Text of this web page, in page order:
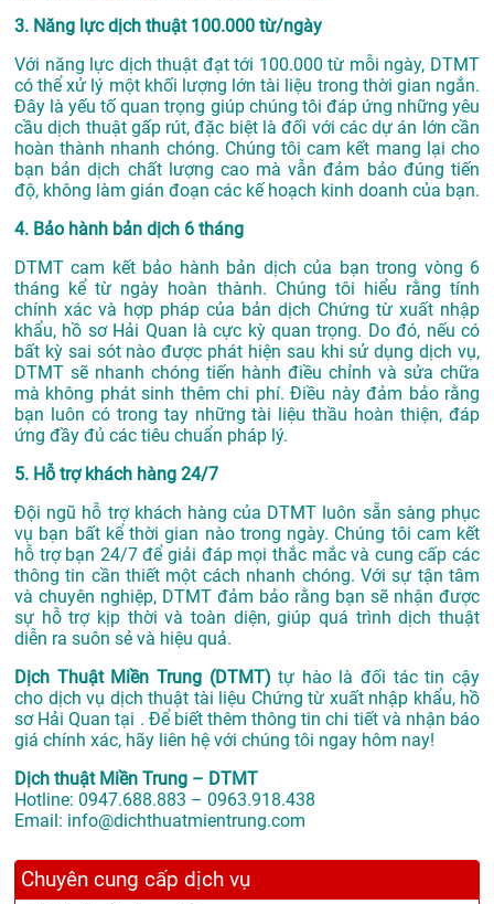
3. Năng lực dịch thuật 100.000 từ/ngày
Với năng lực dịch thuật đạt tới 100.000 từ mỗi ngày, DTMT
có thể xử lý một khối lượng lớn tài liệu trong thời gian ngắn.
Đây là yếu tố quan trọng giúp chúng tôi đáp ứng những yêu
cầu dịch thuật gấp rút, đặc biệt là đối với các dự án lớn cần
hoàn thành nhanh chóng. Chúng tôi cam kết mang lại cho
bạn bản dịch chất lượng cao mà vẫn đảm bảo đúng tiến
độ, không làm gián đoạn các kế hoạch kinh doanh của bạn.
4. Bảo hành bản dịch 6 tháng
DTMT cam kết bảo hành bản dịch của bạn trong vòng 6
tháng kể từ ngày hoàn thành. Chúng tôi hiểu rằng tính
chính xác và hợp pháp của bản dịch Chứng từ xuất nhập
khẩu, hồ sơ Hải Quan là cực kỳ quan trọng. Do đó, nếu có
bất kỳ sai sót nào được phát hiện sau khi sử dụng dịch vụ,
DTMT sẽ nhanh chóng tiến hành điều chỉnh và sửa chữa
mà không phát sinh thêm chi phí. Điều này đảm bảo rằng
bạn luôn có trong tay những tài liệu thầu hoàn thiện, đáp
ứng đầy đủ các tiêu chuẩn pháp lý.
5. Hỗ trợ khách hàng 24/7
Đội ngũ hỗ trợ khách hàng của DTMT luôn sẵn sàng phục
vụ bạn bất kể thời gian nào trong ngày. Chúng tôi cam kết
hỗ trợ bạn 24/7 để giải đáp mọi thắc mắc và cung cấp các
thông tin cần thiết một cách nhanh chóng. Với sự tận tâm
và chuyên nghiệp, DTMT đảm bảo rằng bạn sẽ nhận được
sự hỗ trợ kịp thời và toàn diện, giúp quá trình dịch thuật
diễn ra suôn sẻ và hiệu quả.
Dịch Thuật Miền Trung (DTMT) tự hào là đối tác tin cậy
cho dịch vụ dịch thuật tài liệu Chứng từ xuất nhập khẩu, hồ
sơ Hải Quan tại . Để biết thêm thông tin chi tiết và nhận báo
giá chính xác, hãy liên hệ với chúng tôi ngay hôm nay!
Dịch thuật Miền Trung – DTMT
Hotline: 0947.688.883 – 0963.918.438
Email: info@dichthuatmientrung.com
Chuyên cung cấp dịch vụ